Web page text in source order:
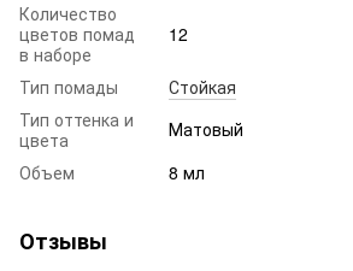
Количество
цветов помад
в наборе
12
Тип помады
Стойкая
Тип оттенка и
цвета
Матовый
Объем
8 мл
Отзывы